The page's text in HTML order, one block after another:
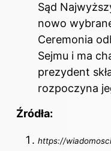
Sąd
nowo
Ceremonia
Sejmu i ma
prezydent
rozpoczyna
Źródła:
https://